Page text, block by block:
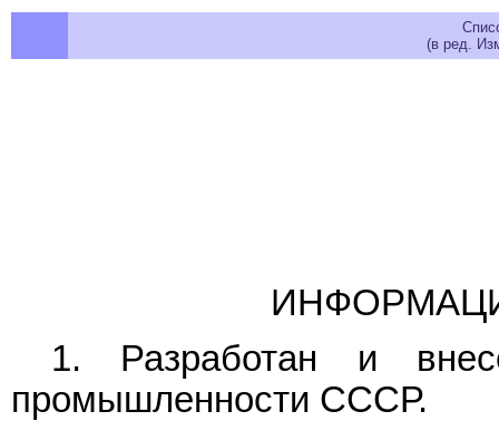
(в ред.
1. Разработан и
промышленности СССР.